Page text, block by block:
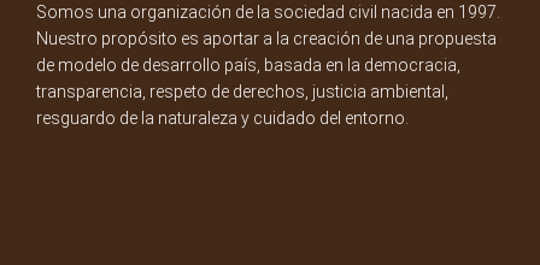
Somos una organización de la sociedad civil nacida en 1997.
Nuestro propósito es aportar a la creación de una propuesta
de modelo de desarrollo país, basada en la democracia,
transparencia, respeto de derechos, justicia ambiental,
resguardo de la naturaleza y cuidado del entorno.